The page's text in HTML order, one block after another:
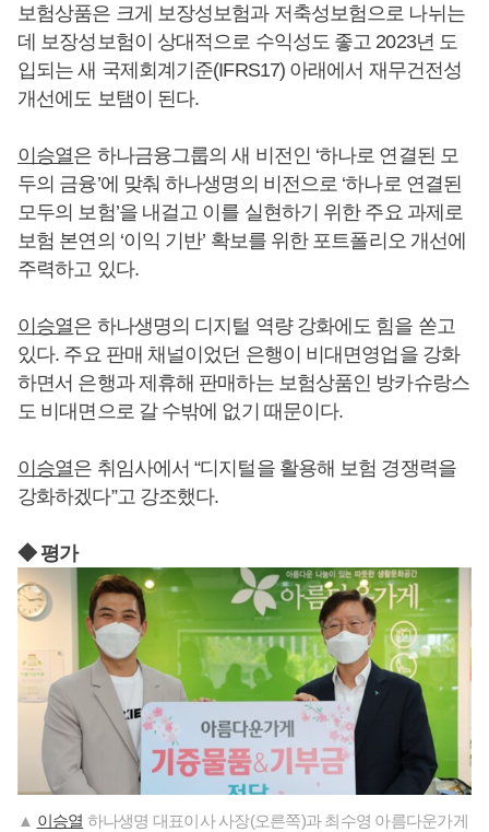
보험상품은 크게 보장성보험과 저축성보험으로 나뉘는
데 보장성보험이 상대적으로 수익성도 좋고 2023년 도
입되는 새 국제회계기준(IFRS17) 아래에서 재무건전성
개선에도 보탬이 된다.
이승열은 하나금융그룹의 새 비전인 ‘하나로 연결된 모
두의 금융’에 맞춰 하나생명의 비전으로 ‘하나로 연결된
모두의 보험’을 내걸고 이를 실현하기 위한 주요 과제로
보험 본연의 ‘이익 기반’ 확보를 위한 포트폴리오 개선에
주력하고 있다.
이승열은 하나생명의 디지털 역량 강화에도 힘을 쏟고
있다. 주요 판매 채널이었던 은행이 비대면영업을 강화
하면서 은행과 제휴해 판매하는 보험상품인 방카슈랑스
도 비대면으로 갈 수밖에 없기 때문이다.
이승열은 취임사에서 “디지털을 활용해 보험 경쟁력을
강화하겠다”고 강조했다.
◆ 평가
▲ 이승열 하나생명 대표이사 사장(오른쪽)과 최수영 아름다운가게